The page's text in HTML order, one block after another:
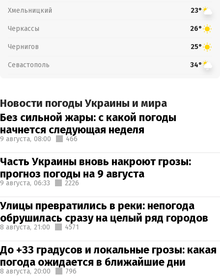
Хмельницкий 23°
Черкассы 26°
Чернигов 25°
Севастополь 34°
Новости погоды Украины и мира
Без сильной жары: с какой погоды
начнется следующая неделя
9 августа, 08:00 466
Часть Украины вновь накроют грозы:
прогноз погоды на 9 августа
9 августа, 06:33 2226
Улицы превратились в реки: непогода
обрушилась сразу на целый ряд городов
8 августа, 21:00 4571
До +33 градусов и локальные грозы: какая
погода ожидается в ближайшие дни
8 августа, 20:00 796